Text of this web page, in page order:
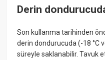
Derin
Son kullanma tarihinden
derin dondurucuda (-18 °C
süreyle saklanabilir. Tavuk